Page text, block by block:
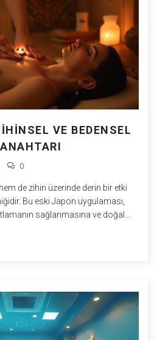
VE BEDENSEL
0
de zihin üzerinde derin bir etki
Bu eski Japon uygulaması,
sağlanmasına ve doğal
çözmelerine ve ruhsal dengeyi